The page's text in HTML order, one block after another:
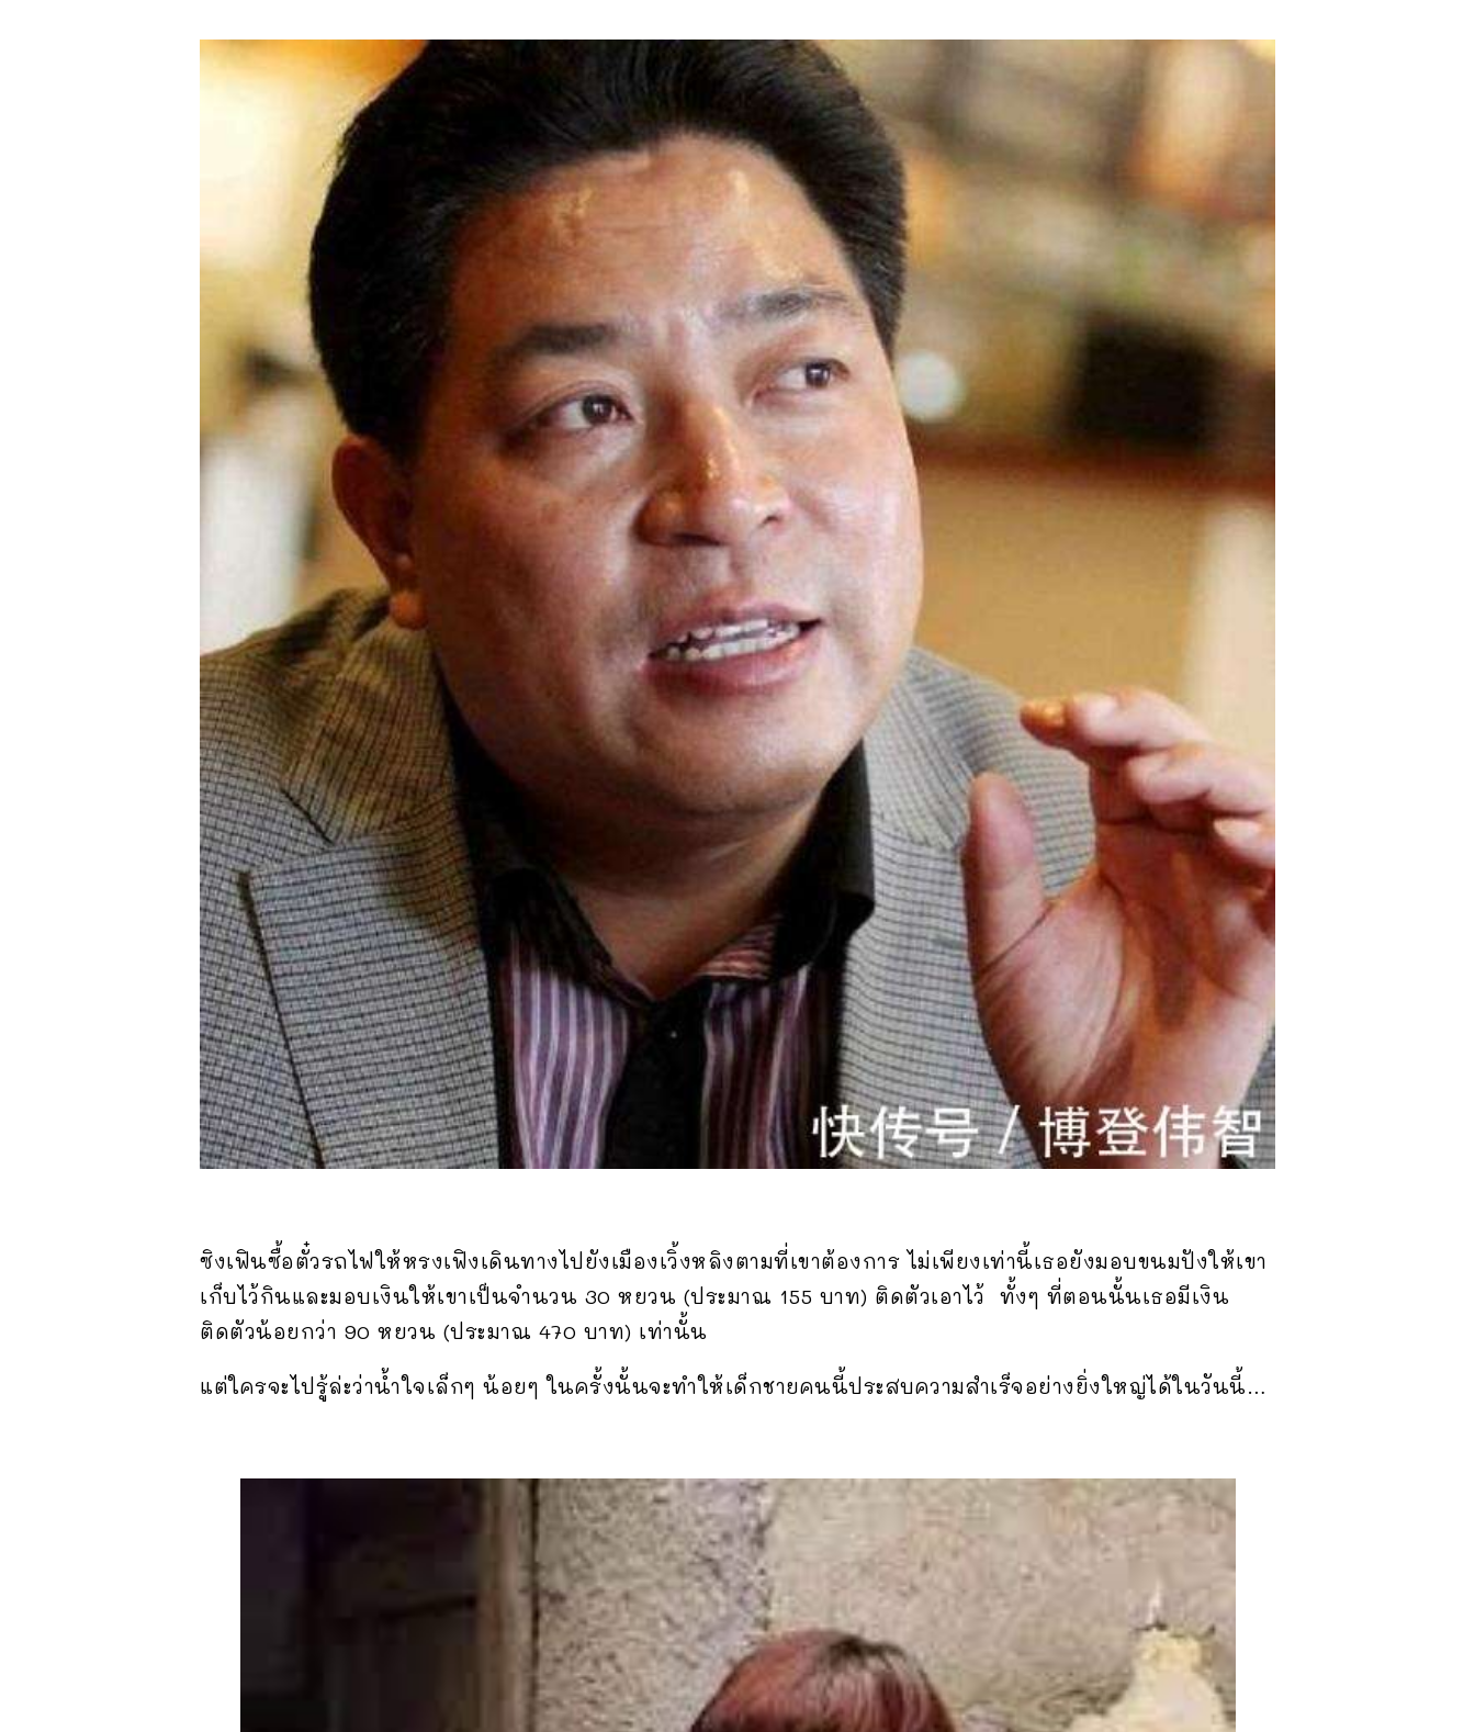
ซิงเฟินซื้อตั๋วรถไฟให้หรงเฟิงเดินทางไปยังเมืองเวิ้งหลิงตามที่เขาต้องการ ไม่เพียงเท่านี้เธอยังมอบขนมปังให้เขา
เก็บไว้กินและมอบเงินให้เขาเป็นจำนวน 30 หยวน (ประมาณ 155 บาท) ติดตัวเอาไว้ ทั้งๆ ที่ตอนนั้นเธอมีเงิน
ติดตัวน้อยกว่า 90 หยวน (ประมาณ 470 บาท) เท่านั้น
แต่ใครจะไปรู้ล่ะว่าน้ำใจเล็กๆ น้อยๆ ในครั้งนั้นจะทำให้เด็กชายคนนี้ประสบความสำเร็จอย่างยิ่งใหญ่ได้ในวันนี้…